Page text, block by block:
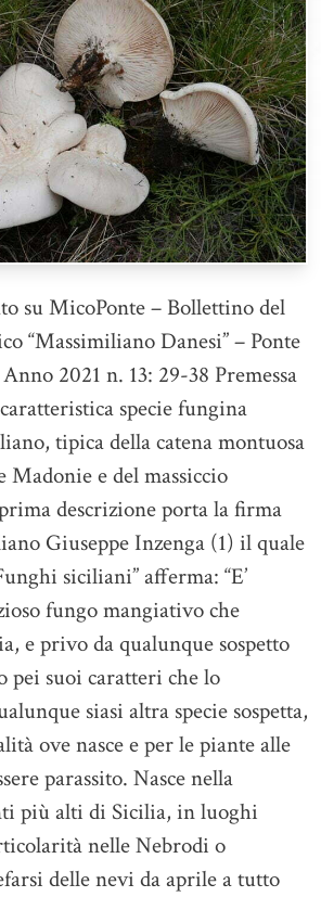
su MicoPonte – Bollettino del
“Massimiliano Danesi” – Ponte
2021 n. 13: 29-38 Premessa
specie fungina
tipica della catena montuosa
Madonie e del massiccio
descrizione porta la firma
Giuseppe Inzenga (1) il quale
siciliani” afferma: “E’
fungo mangiativo che
e privo da qualunque sospetto
pei suoi caratteri che lo
siasi altra specie sospetta,
ove nasce e per le piante alle
parassito. Nasce nella
più alti di Sicilia, in luoghi
nelle Nebrodi o
delle nevi da aprile a tutto